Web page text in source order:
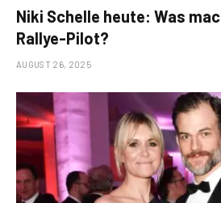
Niki Schelle heute: Was
Rallye-Pilot?
AUGUST 26, 2025